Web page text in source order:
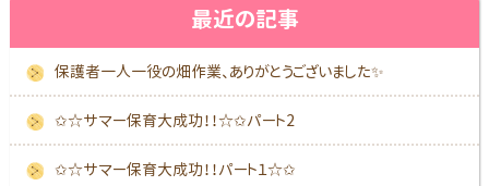
最近の記事
保護者一人一役の畑作業、ありがとうございました✨
✩☆サマー保育大成功！！☆✩パート2
✩☆サマー保育大成功！！パート１☆✩